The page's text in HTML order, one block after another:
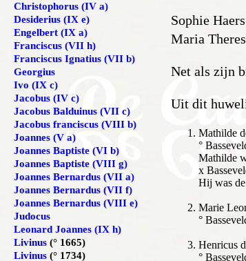
Sophie
Maria
Net als zijn
Uit dit
Mathilde
°
Mathilde
x
Hij was
Marie
°
Henricus
°
Christophorus (IV a)
Desiderius (IX e)
Engelbert (IX a)
Franciscus (VII h)
Franciscus Ignatius (VII b)
Georgius
Ivo (IX c)
Jacobus (IV c)
Jacobus Balduinus (VII c)
Jacobus franciscus (VIII b)
Joannes (V a)
Joannes Baptiste (VI b)
Joannes Baptiste (VIII g)
Joannes Bernardus (VII a)
Joannes Bernardus (VII f)
Joannes Bernardus (VIII e)
Judocus
Leonard Joannes (IX h)
Livinus (° 1665)
Livinus (° 1734)